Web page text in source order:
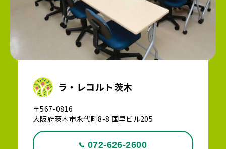
ラ・レコルト茨木
〒567-0816
大阪府茨木市永代町8-8 国里ビル205
072-626-2600